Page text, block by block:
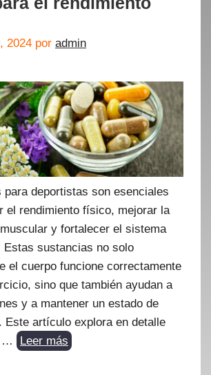
2024 por admin
para deportistas son esenciales
el rendimiento físico, mejorar la
y fortalecer el sistema
Estas sustancias no solo
el cuerpo funcione correctamente
sino que también ayudan a
y a mantener un estado de
Este artículo explora en detalle
…
Leer más